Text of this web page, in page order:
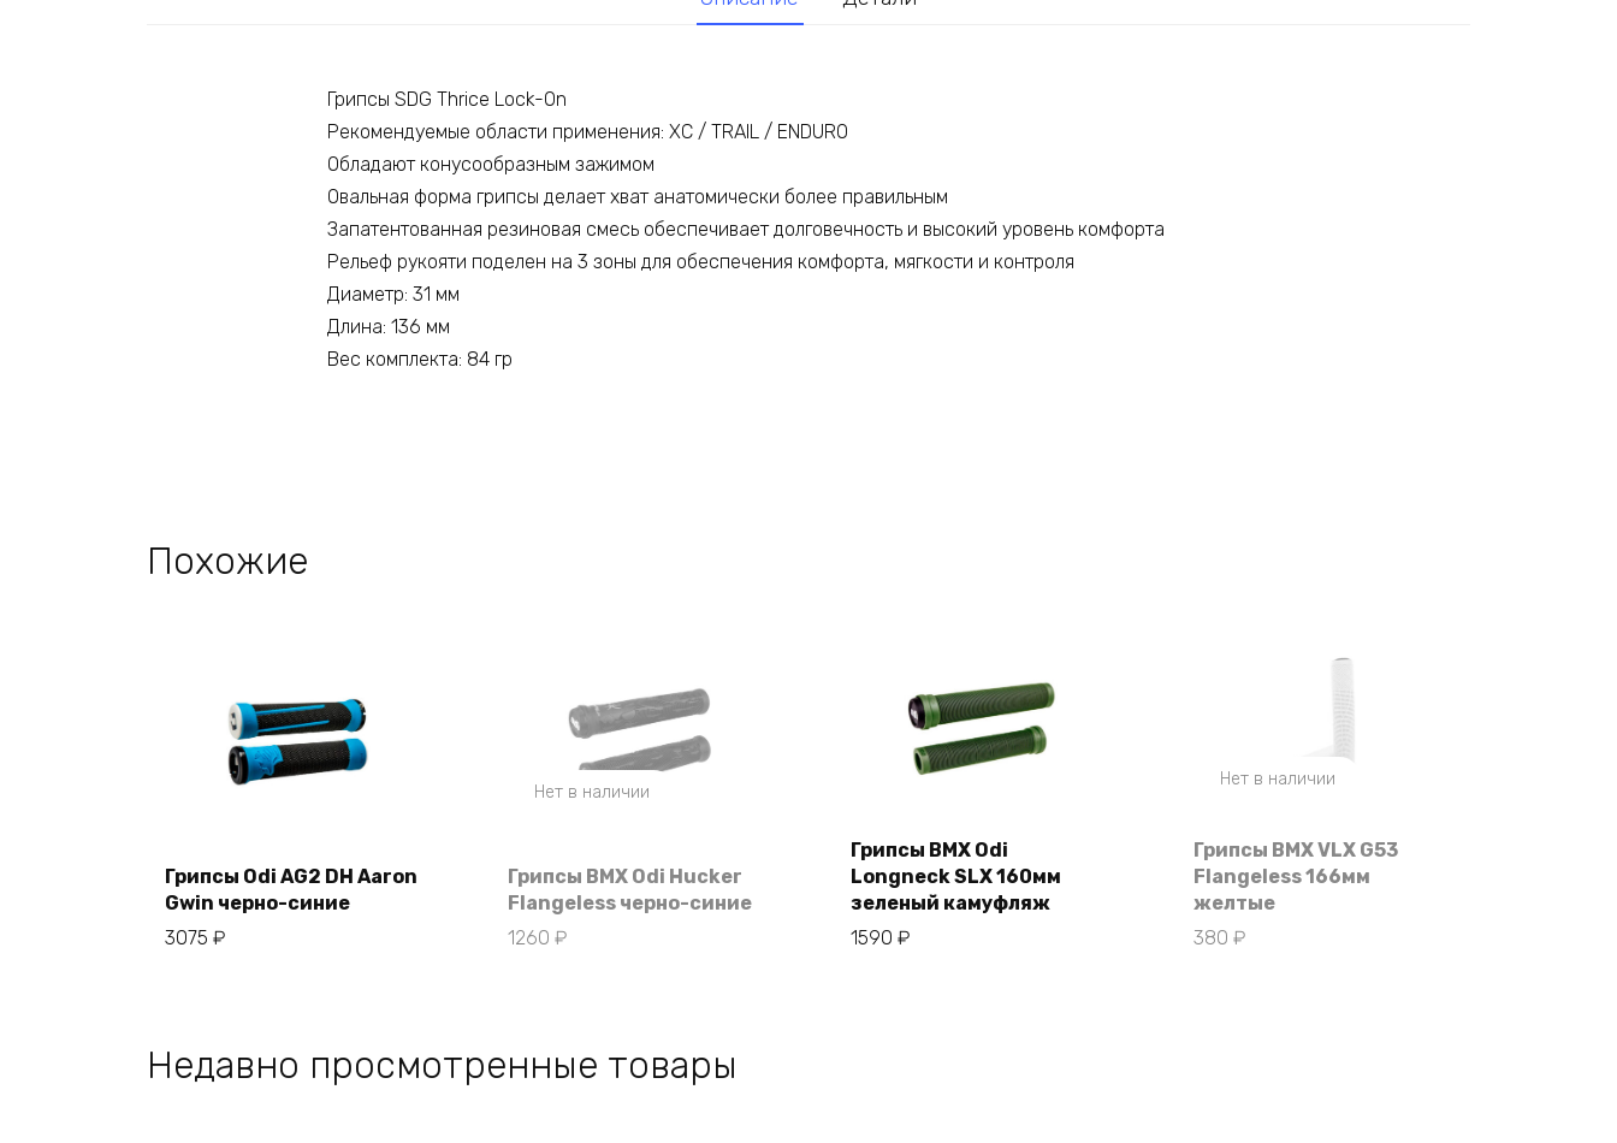
Грипсы SDG Thrice Lock-On
Рекомендуемые области применения: XC / TRAIL / ENDURO
Обладают конусообразным зажимом
Овальная форма грипсы делает хват анатомически более правильным
Запатентованная резиновая смесь обеспечивает долговечность и высокий уровень комфорта
Рельеф рукояти поделен на 3 зоны для обеспечения комфорта, мягкости и контроля
Диаметр: 31 мм
Длина: 136 мм
Вес комплекта: 84 гр
Похожие
В корзину
Грипсы Odi AG2 DH Aaron
Gwin черно-синие
3075 ₽
Нет в наличии
Грипсы BMX Odi Hucker
Flangeless черно-синие
1260 ₽
В корзину
Грипсы BMX Odi
Longneck SLX 160мм
зеленый камуфляж
1590 ₽
Нет в наличии
Грипсы BMX VLX G53
Flangeless 166мм
желтые
380 ₽
Недавно просмотренные товары